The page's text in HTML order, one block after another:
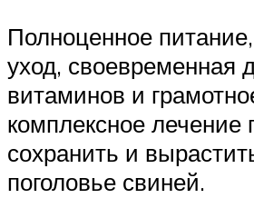
Полноценное
уход, своевременная
витаминов и
комплексное лечение
сохранить и
поголовье свиней.